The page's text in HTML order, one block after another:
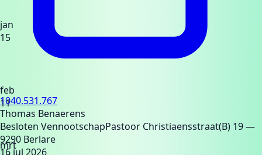
jan
15
feb
11
mrt
1040.531.767
Thomas Benaerens
Besloten VennootschapPastoor Christiaensstraat(B) 19—
9290 Berlare
16 jul 2026